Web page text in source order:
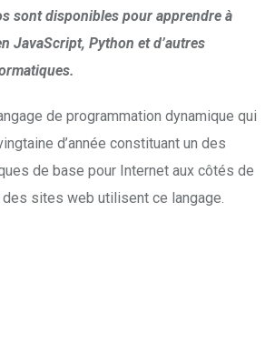
sont disponibles pour apprendre à
JavaScript, Python et d’autres
de programmation dynamique qui
d’année constituant un des
de base pour Internet aux côtés de
des sites web utilisent ce langage.